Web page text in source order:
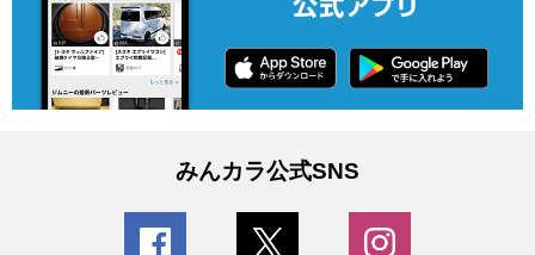
みんカラ公式SNS